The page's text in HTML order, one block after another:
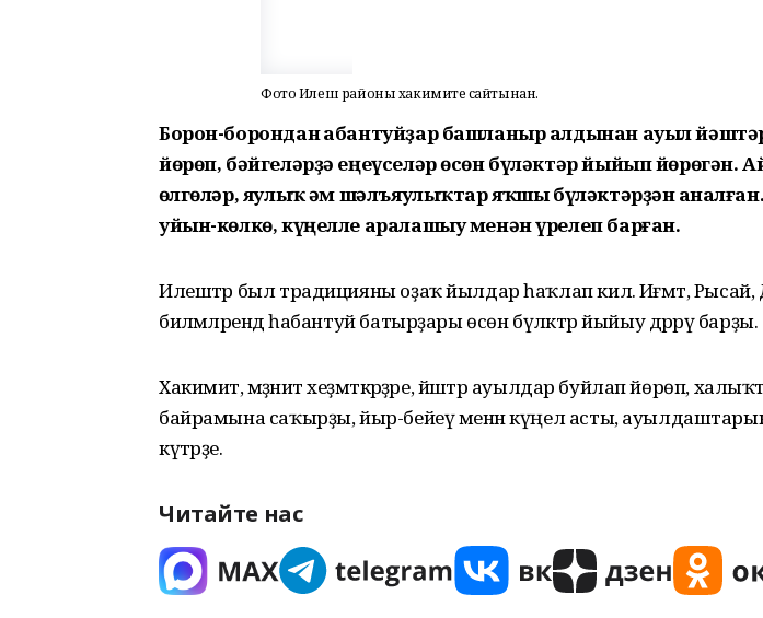
Фото Илеш районы хакимиәте сайтынан.
Борон-борондан һабантуйҙар башланыр алдынан ауыл
йөрөп, бәйгеләрҙә еңеүселәр өсөн бүләктәр йыйып йөрөгән.
һөлгөләр, яулыҡ һәм шәлъяулыҡтар яҡшы бүләктәрҙән
уйын-көлкө, күңелле аралашыу менән үрелеп барған.
Илештәр был традицияны оҙаҡ йылдар һаҡлап килә. Иғмәт, Рысай,
биләмәләрендә һабантуй батырҙары өсөн бүләктәр йыйыу дәррәү барҙы.
Хакимиәт, мәҙәниәт хеҙмәткәрҙәре, йәштәр ауылдар буйлап йөрөп,
байрамына саҡырҙы, йыр-бейеү менән күңел асты,
күтәрҙе.
Читайте нас